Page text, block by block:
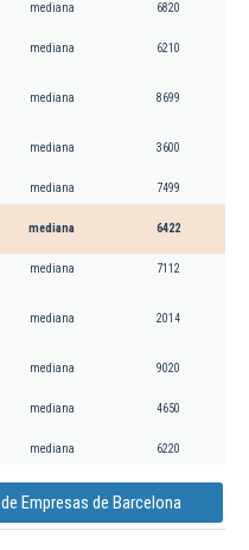
mediana 6820
mediana 6210
mediana 8699
mediana 3600
mediana 7499
mediana 6422
mediana 7112
mediana 2014
mediana 9020
mediana 4650
mediana 6220
Empresas de Barcelona